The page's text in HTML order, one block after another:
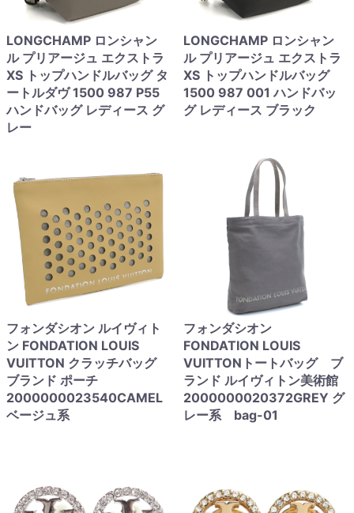
LONGCHAMP ロンシャン
ル プリアージュ エクストラ
XS トップハンドルバッグ タ
ートルダヴ 1500 987 P55
ハンドバッグ レディース グ
レー
LONGCHAMP ロンシャン
ル プリアージュ エクストラ
XS トップハンドルバッグ
1500 987 001 ハンドバッ
グ レディース ブラック
フォンダシオン ルイヴィト
ン FONDATION LOUIS
VUITTON クラッチバッグ
ブランド ポーチ
2000000023540CAMEL
ベージュ系
フォンダシオン
FONDATION LOUIS
VUITTONトートバッグ ブ
ランド ルイヴィトン美術館
2000000020372GREY グ
レー系 bag-01